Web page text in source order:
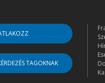
TAGOKNAK